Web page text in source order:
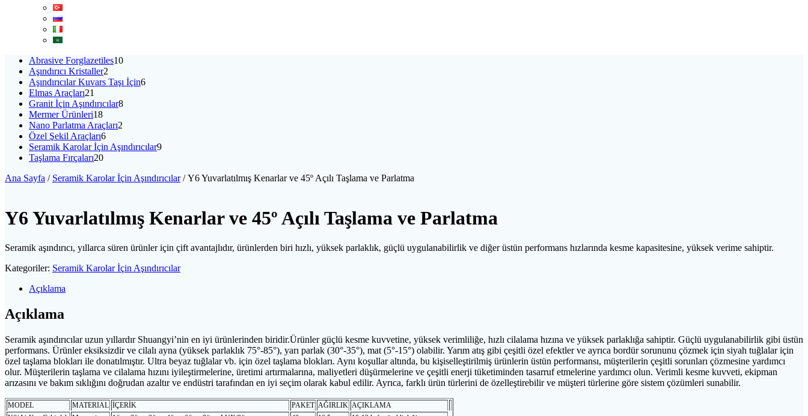
Abrasive Forglazetiles1010
Aşındırıcı Kristaller2
ürün
Aşındırıcılar Kuvars Taşı İçin66
Elmas Araçları21
ürün
Granit İçin Aşındırıcılar88
Mermer Ürünleri1818
ürün
Nano Parlatma Araçları2
Özel Şekil Araçları66
ürün
Seramik Karolar İçin Aşındırıcılar99
Taşlama Fırçaları2020
Ana Sayfa / Seramik Karolar İçin Aşındırıcılar/ Y6 Yuvarlatılmış Kenarlar ve 45º Açılı Taşlama ve Parlatma
Y6 Yuvarlatılmış Kenarlar ve 45º Açılı Taşlama ve Parlatma
Seramik aşındırıcı, yıllarca süren ürünler için çift avantajlıdır, ürünlerden biri hızlı, yüksek parlaklık, güçlü uygulanabilirlik ve diğer üstün performans hızlarında kesme kapasitesine, yüksek verime sahiptir.
Kategoriler: Seramik Karolar İçin Aşındırıcılar
Açıklama
Açıklama
Seramik aşındırıcılar uzun yıllardır Shuangyi’nin en iyi ürünlerinden biridir.Ürünler güçlü kesme kuvvetine, yüksek verimliliğe, hızlı cilalama hızına ve yüksek parlaklığa sahiptir. Güçlü uygulanabilirlik gibi üstün
performans. Ürünler eksiksizdir ve cilalı ayna (yüksek parlaklık 75°-85°), yarı parlak (30°-35°), mat (5°-15°) olabilir. Yarım atış gibi çeşitli özel efektler ve ayrıca bordür sorununu çözmek için siyah tuğlalar için
özel taşlama blokları ile donatılmıştır. Ultra beyaz tuğlalar vb. için özel taşlama blokları. Aynı koşullar altında, bu kişiselleştirilmiş ürünlerin üstün performansı, müşterilerin çeşitli sorunları çözmesine yardımcı
olur. Müşterilerin taşlama ve cilalama hızını iyileştirmelerine, üretimi artırmalarına, maliyetleri düşürmelerine ve çeşitli enerji tüketiminden tasarruf etmelerine yardımcı olun. Verimli kesme kuvveti, ekipman
arızasını ve bakım sıklığını doğrudan azaltır ve endüstri tarafından en iyi seçim olarak kabul edilir. Ayrıca, farklı ürün türlerini de özelleştirebilir ve müşteri türlerine göre sistem çözümleri sunabilir.
MODEL MATERIAL İÇERİK PAKET AĞIRLIK AÇIKLAMA